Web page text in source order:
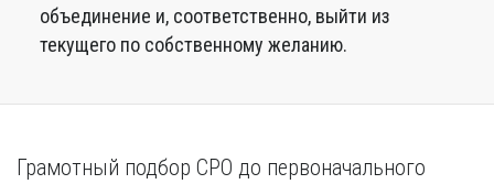
объединение и, соответственно, выйти из
текущего по собственному желанию.
Грамотный подбор СРО до первоначального